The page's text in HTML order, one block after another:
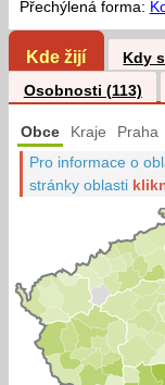
Přechýlená forma:
Kde žijí Kdy
Osobnosti (113)
Obce Kraje Praha
Pro informace o
stránky oblasti